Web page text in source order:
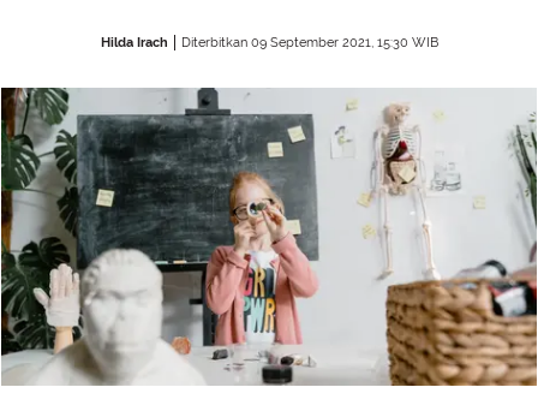
Hilda Irach Diterbitkan 09 September 2021, 15:30 WIB